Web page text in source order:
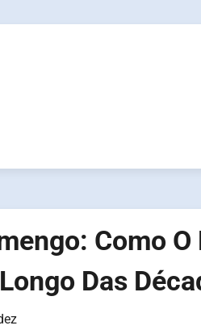
Como
Das